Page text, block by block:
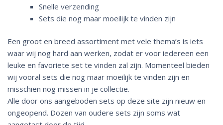
Snelle verzending
Sets die nog maar moeilijk te vinden zijn
Een groot en breed assortiment met vele thema’s is iets
waar wij nog hard aan werken, zodat er voor iedereen een
leuke en favoriete set te vinden zal zijn. Momenteel bieden
wij vooral sets die nog maar moeilijk te vinden zijn en
misschien nog missen in je collectie.
Alle door ons aangeboden sets op deze site zijn nieuw en
ongeopend. Dozen van oudere sets zijn soms wat